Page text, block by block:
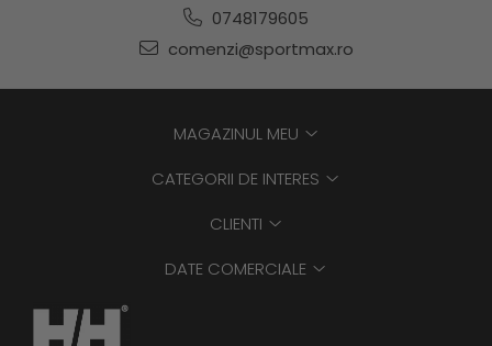
0748179605
comenzi@sportmax.ro
MAGAZINUL MEU
CATEGORII DE INTERES
CLIENTI
DATE COMERCIALE